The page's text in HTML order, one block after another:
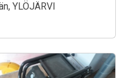
YLÖJÄRVI